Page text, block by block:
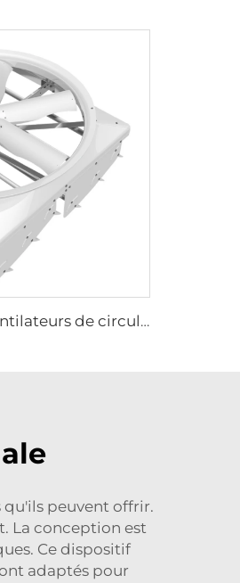
Fournisseur d'usine, ventilateurs de circulation de 72 pouces, système d'aération économique pour bâtiment à bétail, extracteurs de toit
qu'ils peuvent offrir.
La conception est
Ce dispositif
adaptés pour